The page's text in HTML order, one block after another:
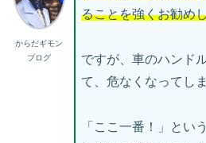
からだギモン
ブログ
ることを強くお勧め
ですが、車のハンド
て、危なくなってし
「ここ一番！」とい